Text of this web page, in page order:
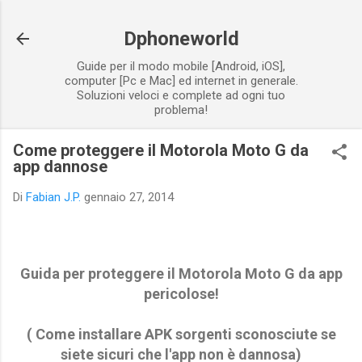
Dphoneworld
Guide per il modo mobile [Android, iOS],
computer [Pc e Mac] ed internet in generale.
Soluzioni veloci e complete ad ogni tuo
problema!
Come proteggere il Motorola Moto G da
app dannose
Di Fabian J.P. gennaio 27, 2014
Guida per proteggere il Motorola Moto G da app
pericolose!
( Come installare APK sorgenti sconosciute se
siete sicuri che l'app non è dannosa)